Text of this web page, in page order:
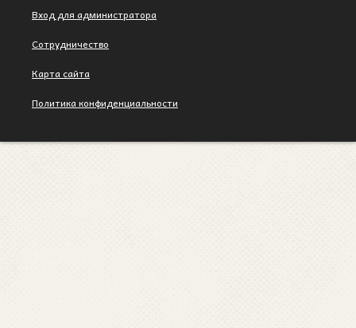
Вход для администратора
Сотрудничество
Карта сайта
Политика конфиденциальности